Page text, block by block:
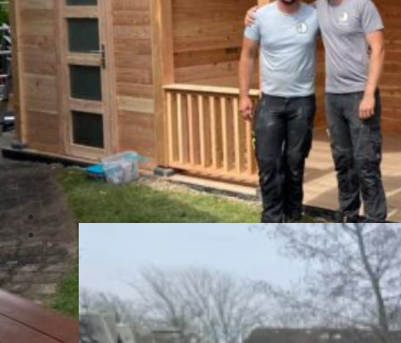
Een greep uit
Bekijk ons werk in de praktijk: strak, professioneel en met oog